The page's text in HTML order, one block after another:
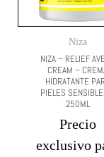
Niza
NIZA – RELIEF
CREAM –
HIDRATANTE
PIELES
250ML
Precio
exclusivo